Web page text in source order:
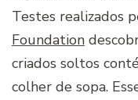
Testes realizados
Foundation
criados soltos
colher de sopa.